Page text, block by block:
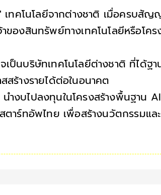
เทคโนโลยีจากต่างชาติ เมื่อครบสัญ
ของสินทรัพย์ทางเทคโนโลยีหรือโค
ป็นบริษัทเทคโนโลยีต่างชาติ ที่ได้ฐา
สร้างรายได้ต่อในอนาคต
ำงบไปลงทุนในโครงสร้างพื้นฐาน
าร์ทอัพไทย เพื่อสร้างนวัตกรรมแล